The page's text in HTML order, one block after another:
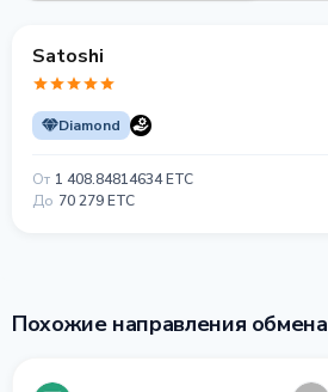
Satoshi
Diamond
От 1 408.84814634 ETC
До 70 279 ETC
Похожие направления обмена